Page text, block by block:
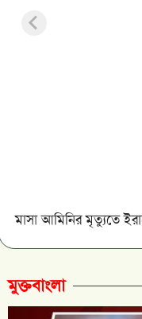
মাসা আমিনির মৃত্যুতে
মুক্তবাংলা